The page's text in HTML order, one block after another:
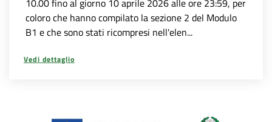
coloro che hanno compilato la sezione 2 del Modulo
B1 e che sono stati ricompresi nell'elen...
Vedi dettaglio